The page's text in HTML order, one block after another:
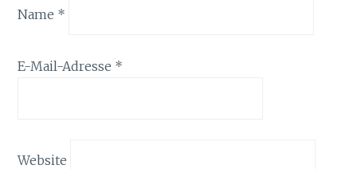
Name *
E-Mail-Adresse *
Website